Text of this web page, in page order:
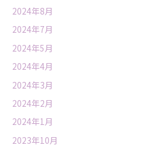
2024年8月
2024年7月
2024年5月
2024年4月
2024年3月
2024年2月
2024年1月
2023年10月